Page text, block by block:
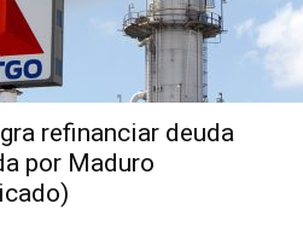
refinanciar deuda
por Maduro